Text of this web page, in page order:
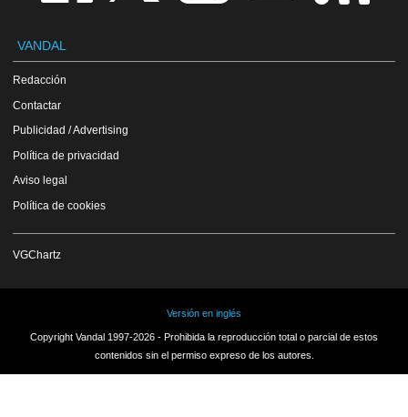
VANDAL
Redacción
Contactar
Publicidad / Advertising
Política de privacidad
Aviso legal
Política de cookies
VGChartz
Versión en inglés
Copyright Vandal 1997-2026 - Prohibida la reproducción total o parcial de estos
contenidos sin el permiso expreso de los autores.